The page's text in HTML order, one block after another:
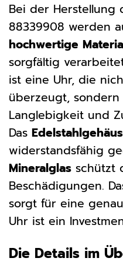
Bei der Herstellung
88339908 werden
hochwertige
sorgfältig
ist eine Uhr, die
überzeugt,
Langlebigkeit und
Das
widerstandsfähig
Mineralglas schützt
Beschädigungen.
sorgt für eine
Uhr ist ein
Die Details im